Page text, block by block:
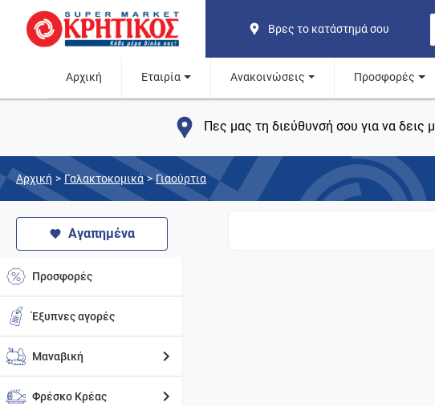
Βρες το κατάστημά σου
Αρχική Εταιρία Ανακοινώσεις Προσφορές
Πες μας τη διεύθυνσή σου για να
Αρχική > Γαλακτοκομικά > Γιαούρτια
Αγαπημένα
Προσφορές
Έξυπνες αγορές
Μαναβική
Φρέσκο Κρέας